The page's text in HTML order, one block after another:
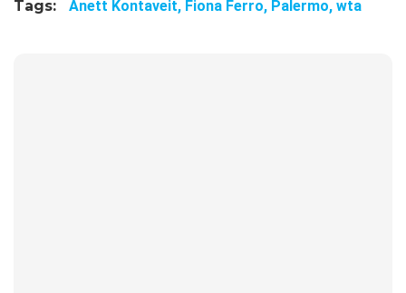
Tags: Anett Kontaveit, Fiona Ferro, Palermo, wta